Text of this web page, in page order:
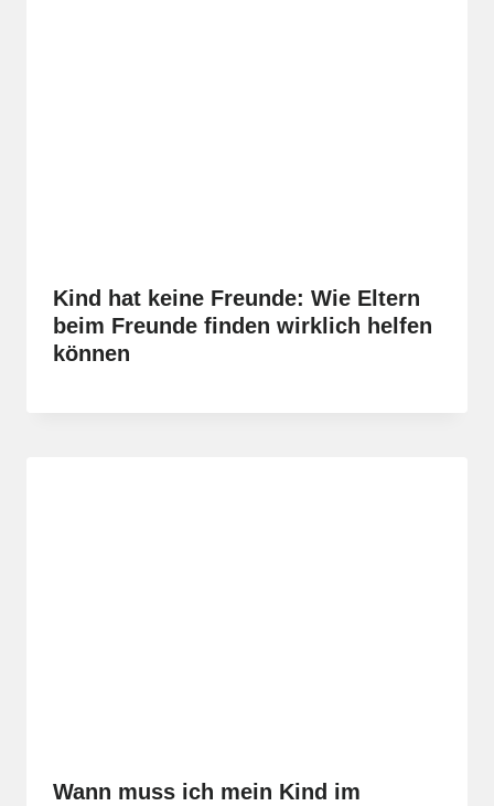
Kind hat keine Freunde: Wie Eltern
beim Freunde finden wirklich helfen
können
Wann muss ich mein Kind im